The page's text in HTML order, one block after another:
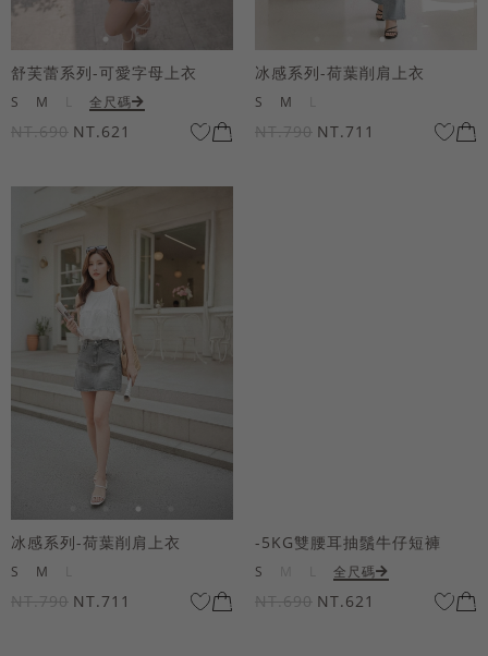
舒芙蕾系列-可愛字母上衣
S M 全尺碼
NT.690 NT.621
冰感系列-荷葉削肩上衣
S M
NT.790 NT.711
冰感系列-荷葉削肩上衣
S M
NT.790 NT.711
-5KG雙腰耳抽鬚牛仔短褲
S 全尺碼
NT.690 NT.621